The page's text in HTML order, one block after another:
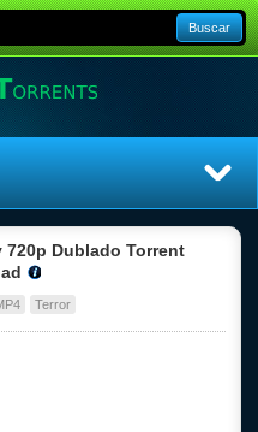
Buscar
720p Dublado Torrent
Terror